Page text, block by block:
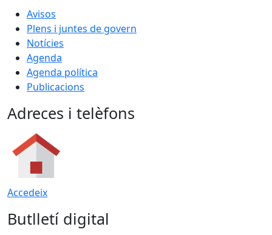
Avisos
Plens i juntes de govern
Notícies
Agenda
Agenda política
Publicacions
Adreces i telèfons
Accedeix
Butlletí digital